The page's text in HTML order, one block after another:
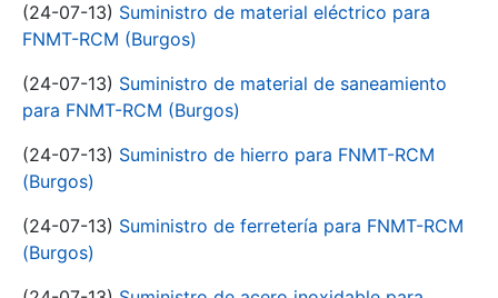
(24-07-13) Suministro de material eléctrico para
FNMT-RCM (Burgos)
(24-07-13) Suministro de material de saneamiento
para FNMT-RCM (Burgos)
(24-07-13) Suministro de hierro para FNMT-RCM
(Burgos)
(24-07-13) Suministro de ferretería para FNMT-RCM
(Burgos)